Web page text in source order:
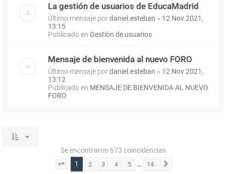
La gestión de usuarios de EducaMadrid
Último mensaje pordaniel.esteban « 12 Nov 2021,
13:15
Publicado en Gestión de usuarios
Mensaje de bienvenida al nuevo FORO
Último mensaje pordaniel.esteban « 12 Nov 2021,
13:12
Publicado en MENSAJE DE BIENVENIDA AL NUEVO
FORO
Se encontraron 673 coincidencias
Página 1de 14
1 2 3 4 5 … 14